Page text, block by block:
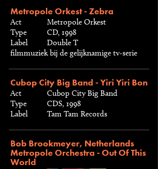
Metropole Orkest - Zebra
Act
Metropole Orkest
Type
CD, 1998
Label
Double T
filmmuziek bij de gelijknamige tv-serie
Cubop City Big Band - Yiri Yiri Bon
Act
Cubop City Big Band
Type
CDS, 1998
Label
Tam Tam Records
Bob Brookmeyer, Netherlands
Metropole Orchestra - Out Of This
World